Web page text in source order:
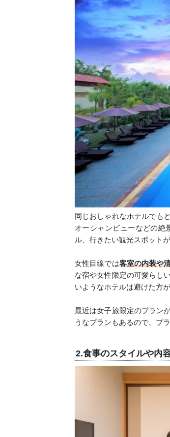
同じおしゃれなホテルでも
オーシャンビューなどの絶
ル、行きたい観光スポット
女性目線では客室の内装や
な宿や女性限定の可愛らし
いようなホテルは避けた方が
最近は女子旅限定のプラン
うなプランもあるので、プ
2.食事のスタイルや内